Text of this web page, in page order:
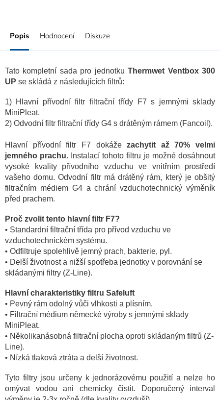
Popis Hodnocení Diskuze
Tato kompletní sada pro jednotkuThermwet Ventbox 300
UP se skládá z následujících filtrů:
1) Hlavní přívodní filtr filtrační třídy F7 s jemnými sklady
MiniPleat.
2) Odvodní filtr filtrační třídy G4 s drátěným rámem (Fancoil).
Hlavní přívodní filtr F7 dokážezachytit až 70% velmi
jemného prachu. Instalací tohoto filtru je možné dosáhnout
vysoké kvality přívodního vzduchu ve vnitřním prostředí
vašeho domu. Odvodní filtr má drátěný rám, který je obšitý
filtračním médiem G4 a chrání vzduchotechnický výměník
před prachem.
Proč zvolit tento hlavní filtr F7?
• Standardní filtrační třída pro přívod vzduchu ve
vzduchotechnickém systému.
• Odfiltruje spolehlivě jemný prach, bakterie, pyl.
• Delší životnost a nižší spotřeba jednotky v porovnání se
skládanými filtry (Z-Line).
Hlavní charakteristiky filtru Safeluft
• Pevný rám odolný vůči vlhkosti a plísním.
• Filtrační médium německé výroby s jemnými sklady
MiniPleat.
• Několikanásobná filtrační plocha oproti skládaným filtrů (Z-
Line).
• Nízká tlaková ztráta a delší životnost.
Tyto filtry jsou určeny k jednorázovému použití a nelze ho
omývat vodou ani chemicky čistit. Doporučený interval